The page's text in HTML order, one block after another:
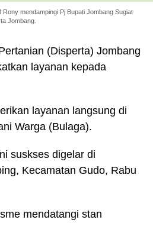
Rony mendampingi Pj Bupati Jombang Sugiat
Jombang.
(Disperta) Jombang
layanan kepada
layanan langsung di
Warga (Bulaga).
suskses digelar di
Kecamatan Gudo, Rabu
mendatangi stan